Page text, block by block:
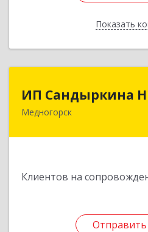
Показать
ИП Сандыркина
Медногорск
Клиентов на
Отправить
462270,
Отправить